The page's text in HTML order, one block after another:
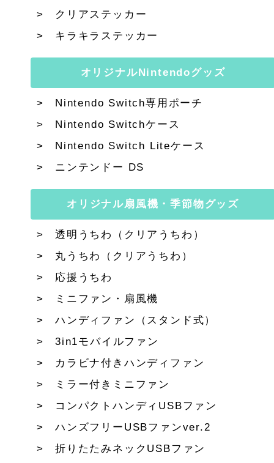
クリアステッカー
キラキラステッカー
オリジナルNintendoグッズ
Nintendo Switch専用ポーチ
Nintendo Switchケース
Nintendo Switch Liteケース
ニンテンドー DS
オリジナル扇風機・季節物グッズ
透明うちわ（クリアうちわ）
丸うちわ（クリアうちわ）
応援うちわ
ミニファン・扇風機
ハンディファン（スタンド式）
3in1モバイルファン
カラビナ付きハンディファン
ミラー付きミニファン
コンパクトハンディUSBファン
ハンズフリーUSBファンver.2
折りたたみネックUSBファン